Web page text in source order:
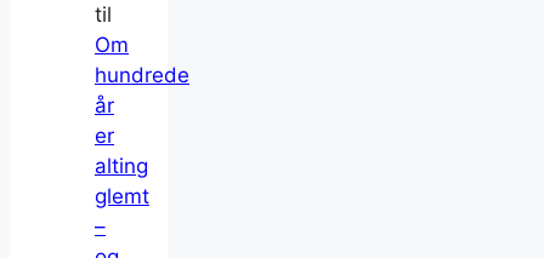
til
Om
hundrede
år
er
alting
glemt
–